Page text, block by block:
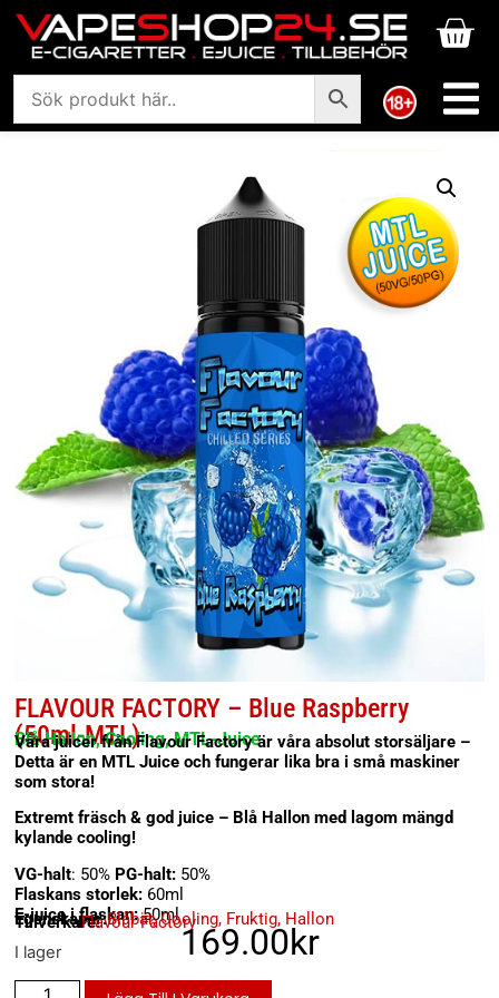
FLAVOUR FACTORY – Blue Raspberry
(50ml-MTL)
Blå Hallon, Cooling, MTL-Juice
Våra juicer från Flavour Factory är våra absolut storsäljare –
Detta är en MTL Juice och fungerar lika bra i små maskiner
som stora!
Extremt fräsch & god juice – Blå Hallon med lagom mängd
kylande cooling!
VG-halt: 50% PG-halt: 50%
Flaskans storlek: 60ml
E-juice i flaskan:50ml
Egenskaper:Blåbär,Cooling, Fruktig, Hallon
Tillverkare:Flavour Factory169.00kr
I lager